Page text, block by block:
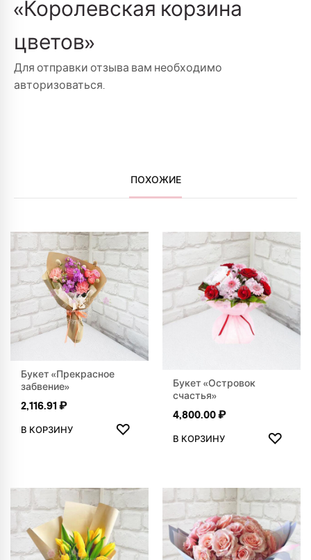
«Королевская корзина
цветов»
Для отправки отзыва вам необходимо
авторизоваться.
ПОХОЖИЕ
Букет «Прекрасное
забвение»
2,116.91₽
В КОРЗИНУ ♡
ДОБАВИТЬ В ИЗБРАННОЕ
Букет «Островок
счастья»
4,800.00₽
В КОРЗИНУ ♡